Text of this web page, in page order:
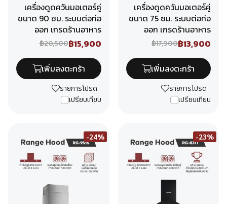
เครื่องดูดควันมอเตอร์คู่
ขนาด 90 ซม. ระบบต่อท่อ
ออก เกรดร้านอาหาร
฿20,500฿15,900
เพิ่มลงตะกร้า
รายการโปรด
เปรียบเทียบ
เครื่องดูดควันมอเตอร์คู่
ขนาด 75 ซม. ระบบต่อท่อ
ออก เกรดร้านอาหาร
฿17,900฿13,900
เพิ่มลงตะกร้า
รายการโปรด
เปรียบเทียบ
-24% -23%